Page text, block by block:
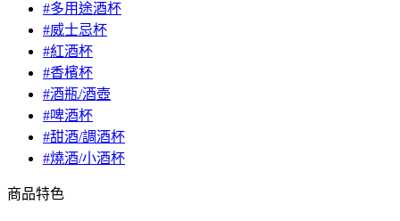
#多用途酒杯
#威士忌杯
#紅酒杯
#香檳杯
#酒瓶/酒壺
#啤酒杯
#甜酒/調酒杯
#燒酒/小酒杯
商品特色